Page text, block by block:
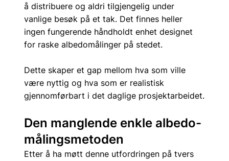
å distribuere og aldri tilgjengelig under
vanlige besøk på et tak. Det finnes heller
ingen fungerende håndholdt enhet designet
for raske albedomålinger på stedet.
Dette skaper et gap mellom hva som ville
være nyttig og hva som er realistisk
gjennomførbart i det daglige prosjektarbeidet.
Den manglende enkle albedo-
målingsmetoden
Etter å ha møtt denne utfordringen på tvers